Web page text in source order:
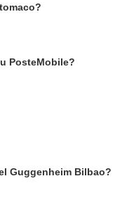
PosteMobile?
Guggenheim Bilbao?